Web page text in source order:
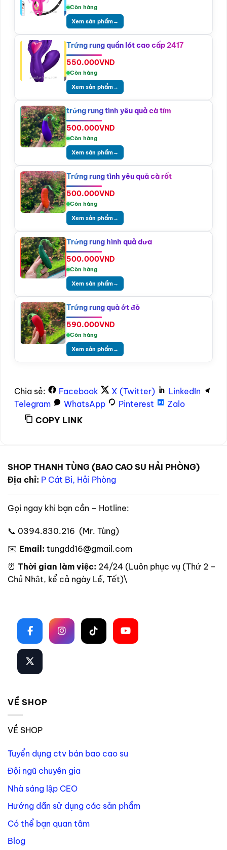
Còn hàng
Xem sản phẩm→
Trứng rung quần lót cao cấp 2417
550.000VND
Còn hàng
Xem sản phẩm→
trứng rung tình yêu quả cà tím
500.000VND
Còn hàng
Xem sản phẩm→
Trứng rung tình yêu quả cà rốt
500.000VND
Còn hàng
Xem sản phẩm→
Trứng rung hình quả dưa
500.000VND
Còn hàng
Xem sản phẩm→
Trứng rung quả ớt đỏ
590.000VND
Còn hàng
Xem sản phẩm→
Chia sẻ: Facebook X (Twitter)
LinkedIn
Telegram
WhatsApp Pinterest
Zalo
COPY LINK
SHOP THANH TÙNG (BAO CAO SU HẢI PHÒNG)
Địa chỉ: P Cát Bi, Hải Phòng
Gọi ngay khi bạn cần – Hotline:
📞 0394.830.216 (Mr. Tùng)
✉️ Email: tungdd16@gmail.com
⏰ Thời gian làm việc: 24/24 (Luôn phục vụ (Thứ 2 –
Chủ Nhật, kể cả ngày Lễ, Tết)\
VỀ SHOP
VỀ SHOP
Tuyển dụng ctv bán bao cao su
Đội ngũ chuyên gia
Nhà sáng lập CEO
Hướng dẫn sử dụng các sản phẩm
Có thể bạn quan tâm
Blog